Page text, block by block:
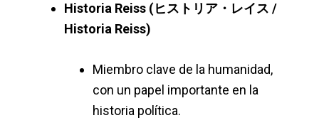
Historia Reiss (ヒストリア・レイス /
Historia Reiss)
Miembro clave de la humanidad,
con un papel importante en la
historia política.